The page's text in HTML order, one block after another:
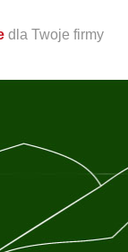
dla Twoje firmy